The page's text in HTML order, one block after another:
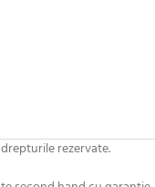
drepturile rezervate.